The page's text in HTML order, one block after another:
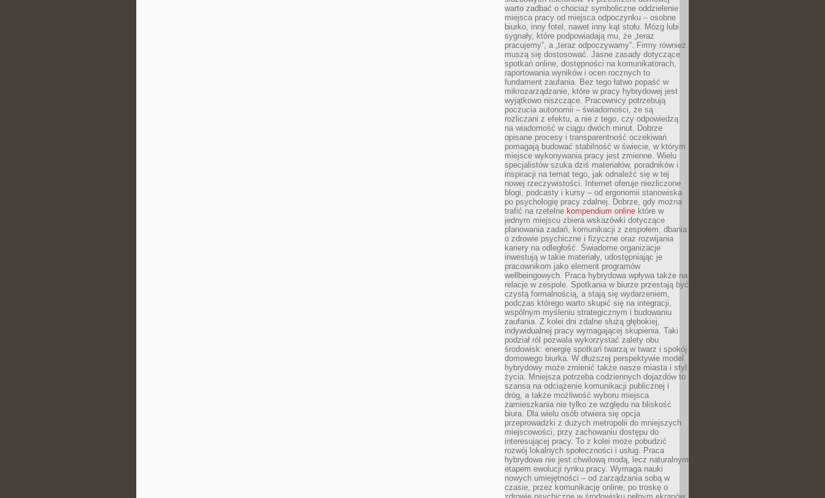
warto zadbać o chociaż symboliczne oddzielenie
miejsca pracy od miejsca odpoczynku – osobne
biurko, inny fotel, nawet inny kąt stołu. Mózg lubi
sygnały, które podpowiadają mu, że „teraz
pracujemy”, a „teraz odpoczywamy”. Firmy również
muszą się dostosować. Jasne zasady dotyczące
spotkań online, dostępności na komunikatorach,
raportowania wyników i ocen rocznych to
fundament zaufania. Bez tego łatwo popaść w
mikrozarządzanie, które w pracy hybrydowej jest
wyjątkowo niszczące. Pracownicy potrzebują
poczucia autonomii – świadomości, że są
rozliczani z efektu, a nie z tego, czy odpowiedzą
na wiadomość w ciągu dwóch minut. Dobrze
opisane procesy i transparentność oczekiwań
pomagają budować stabilność w świecie, w którym
miejsce wykonywania pracy jest zmienne. Wielu
specjalistów szuka dziś materiałów, poradników i
inspiracji na temat tego, jak odnaleźć się w tej
nowej rzeczywistości. Internet oferuje niezliczone
blogi, podcasty i kursy – od ergonomii stanowiska
po psychologię pracy zdalnej. Dobrze, gdy można
trafić na rzetelne kompendium online które w
jednym miejscu zbiera wskazówki dotyczące
planowania zadań, komunikacji z zespołem, dbania
o zdrowie psychiczne i fizyczne oraz rozwijania
kariery na odległość. Świadome organizacje
inwestują w takie materiały, udostępniając je
pracownikom jako element programów
wellbeingowych. Praca hybrydowa wpływa także na
relacje w zespole. Spotkania w biurze przestają być
czystą formalnością, a stają się wydarzeniem,
podczas którego warto skupić się na integracji,
wspólnym myśleniu strategicznym i budowaniu
zaufania. Z kolei dni zdalne służą głębokiej,
indywidualnej pracy wymagającej skupienia. Taki
podział ról pozwala wykorzystać zalety obu
środowisk: energię spotkań twarzą w twarz i spokój
domowego biurka. W dłuższej perspektywie model
hybrydowy może zmienić także nasze miasta i styl
życia. Mniejsza potrzeba codziennych dojazdów to
szansa na odciążenie komunikacji publicznej i
dróg, a także możliwość wyboru miejsca
zamieszkania nie tylko ze względu na bliskość
biura. Dla wielu osób otwiera się opcja
przeprowadzki z dużych metropolii do mniejszych
miejscowości, przy zachowaniu dostępu do
interesującej pracy. To z kolei może pobudzić
rozwój lokalnych społeczności i usług. Praca
hybrydowa nie jest chwilową modą, lecz naturalnym
etapem ewolucji rynku pracy. Wymaga nauki
nowych umiejętności – od zarządzania sobą w
czasie, przez komunikację online, po troskę o